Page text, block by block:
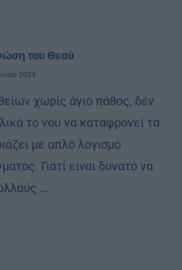
του Θεού
2023
χωρίς άγιο πάθος, δεν
το νου να καταφρονεί τα
με απλό λογισμό
Γιατί είναι δυνατό να
…